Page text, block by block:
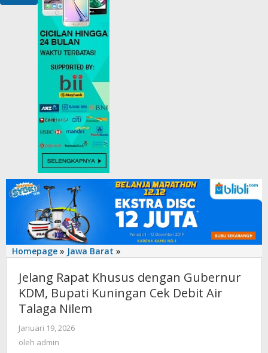
Homepage » Jawa Barat »
Khusus
dengan
Gubernur
‎Jelang Rapat Khusus dengan Gubernur
KDM, Bupati Kuningan Cek Debit Air
Talaga Nilem
Januari 19, 2026
oleh admin